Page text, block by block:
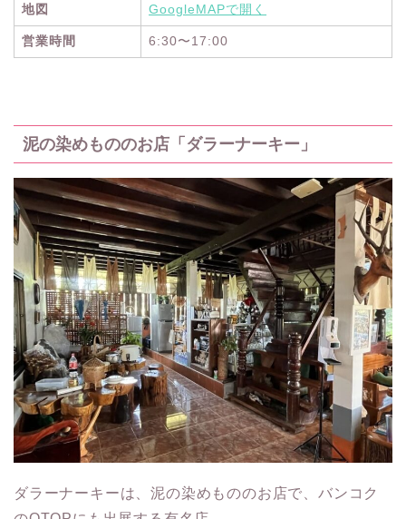
地図 GoogleMAPで開く
営業時間 6:30〜17:00
泥の染めもののお店「ダラーナーキー」
ダラーナーキーは、泥の染めもののお店で、バンコク